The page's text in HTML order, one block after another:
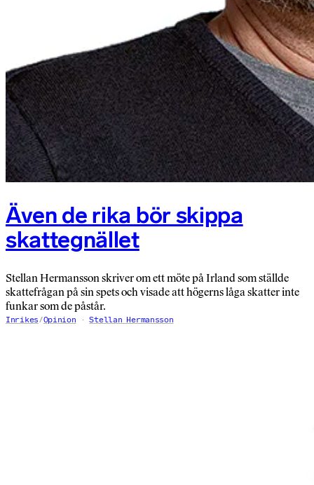
Även de rika bör skippa
skattegnället
Stellan Hermansson skriver om ett möte på Irland som ställde
skattefrågan på sin spets och visade att högerns låga skatter inte
funkar som de påstår.
Inrikes/Opinion Stellan Hermansson